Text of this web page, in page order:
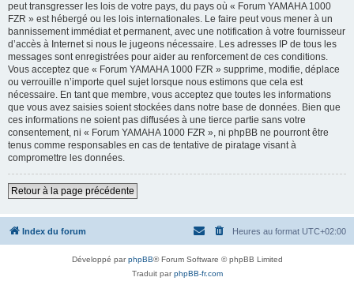
peut transgresser les lois de votre pays, du pays où « Forum YAMAHA 1000
FZR » est hébergé ou les lois internationales. Le faire peut vous mener à un
bannissement immédiat et permanent, avec une notification à votre fournisseur
d’accès à Internet si nous le jugeons nécessaire. Les adresses IP de tous les
messages sont enregistrées pour aider au renforcement de ces conditions.
Vous acceptez que « Forum YAMAHA 1000 FZR » supprime, modifie, déplace
ou verrouille n’importe quel sujet lorsque nous estimons que cela est
nécessaire. En tant que membre, vous acceptez que toutes les informations
que vous avez saisies soient stockées dans notre base de données. Bien que
ces informations ne soient pas diffusées à une tierce partie sans votre
consentement, ni « Forum YAMAHA 1000 FZR », ni phpBB ne pourront être
tenus comme responsables en cas de tentative de piratage visant à
compromettre les données.
Retour à la page précédente
Index du forum Heures au format UTC+02:00
Développé parphpBB® Forum Software © phpBB Limited
Traduit parphpBB-fr.com